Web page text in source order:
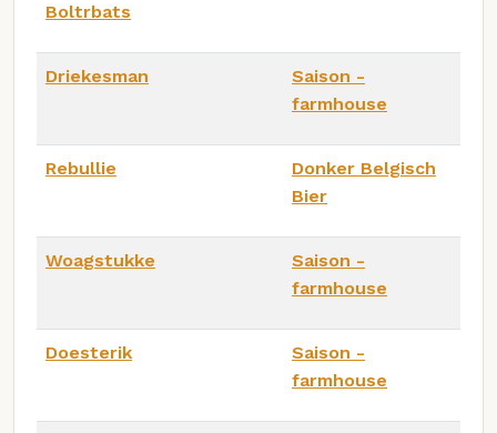
Boltrbats
Driekesman
Saison -
farmhouse
Rebullie
Donker Belgisch
Bier
Woagstukke
Saison -
farmhouse
Doesterik
Saison -
farmhouse